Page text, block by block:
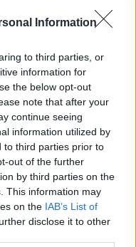
Information
to third parties, or
information for
the below opt-out
note that after your
continue seeing
information utilized by
to third parties prior to
out of the further
by third parties on the
This information may
on the IAB’s List of
disclose it to other
sopivin
hankalalta,
palvelut
vertailu
lisäksi
jotka
laskutusta,
tukea. Näin
sopivan ja